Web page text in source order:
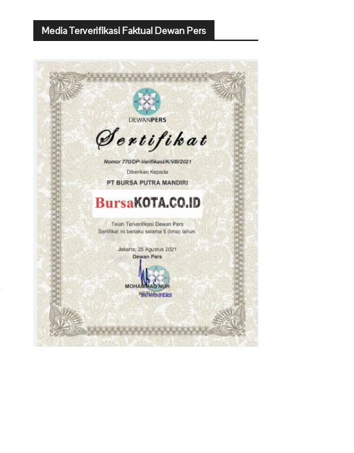
Media Terverifikasi Faktual Dewan Pers